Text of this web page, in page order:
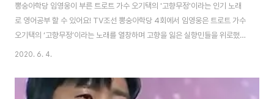
뽕숭아학당 임영웅이 부른 트로트 가수 오기택의 '고향무정'이라는 인기 노래
로 영어공부 할 수 있어요! TV조선 뽕숭아학당 4회에서 임영웅은 트로트 가수
오기택의 ‘고향무정’이라는 노래를 열창하며 고향을 잃은 실향민들을 위로했
죠. 노래의 가사를 영어로 보고, 중요한 표현을 배워 봅시다! 가사 영어로 보기
clouds overflow, 울고 넘는 저 산 아래 / Beneath the mountain 그 옛날
내가 살던 / That’s where I used to live 고향이 있었건만 / My
2020. 6. 4.